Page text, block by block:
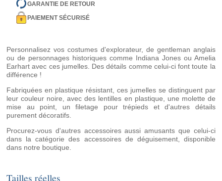
GARANTIE DE RETOUR
PAIEMENT SÉCURISÉ
Personnalisez vos costumes d'explorateur, de gentleman anglais
ou de personnages historiques comme Indiana Jones ou Amelia
Earhart avec ces jumelles. Des détails comme celui-ci font toute la
différence !
Fabriquées en plastique résistant, ces jumelles se distinguent par
leur couleur noire, avec des lentilles en plastique, une molette de
mise au point, un filetage pour trépieds et d'autres détails
purement décoratifs.
Procurez-vous d'autres accessoires aussi amusants que celui-ci
dans la catégorie des accessoires de déguisement, disponible
dans notre boutique.
Tailles réelles